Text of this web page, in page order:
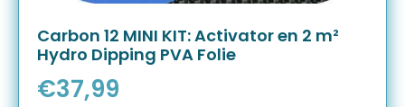
Carbon 12 MINI KIT: Activator en 2 m²
Hydro Dipping PVA Folie
€37,99